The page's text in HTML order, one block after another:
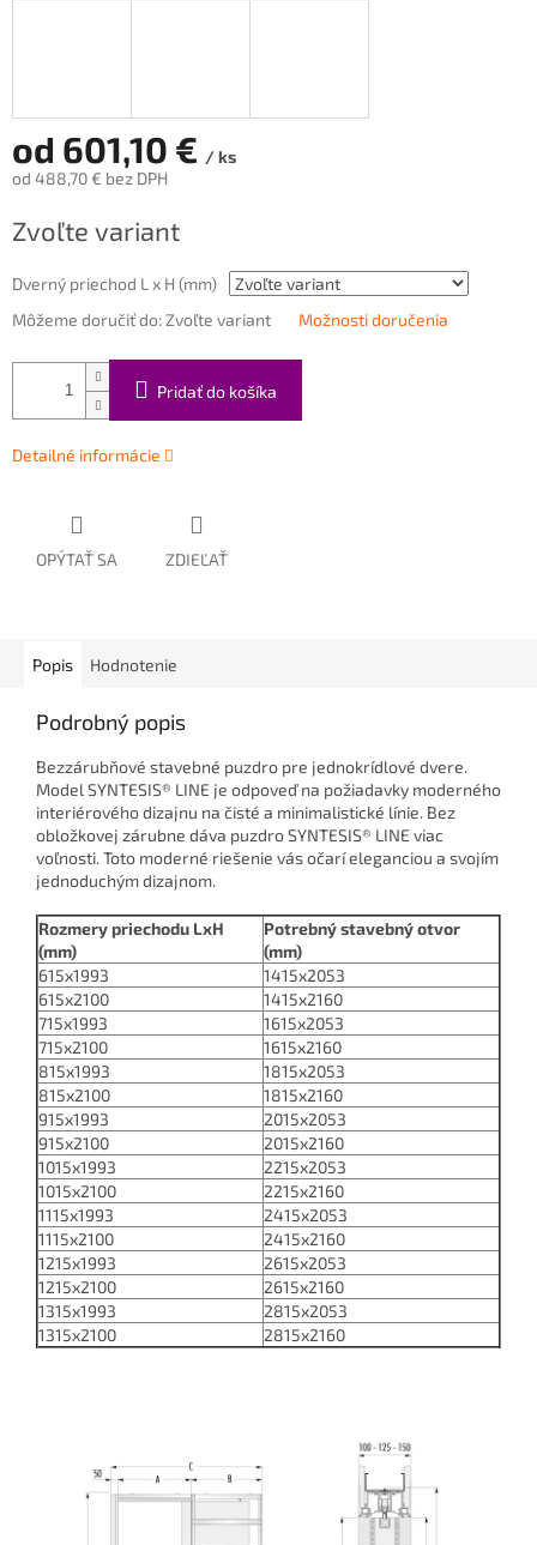
od 601,10 € / ks
od 488,70 € bez DPH
cena:
Zvoľte variant
Dverný priechod L x H (mm)
Môžeme doručiť do: Zvoľte variant Možnosti doručenia
Pridať do košíka
Detailné informácie
OPÝTAŤ SA ZDIEĽAŤ
Popis Hodnotenie
Podrobný popis
Bezzárubňové stavebné puzdro pre jednokrídlové dvere.
Model SYNTESIS® LINE je odpoveď na požiadavky moderného
interiérového dizajnu na čisté a minimalistické línie. Bez
obložkovej zárubne dáva puzdro SYNTESIS® LINE viac
voľnosti. Toto moderné riešenie vás očarí eleganciou a svojím
jednoduchým dizajnom.
Rozmery priechodu LxH
(mm)
Potrebný stavebný otvor
(mm)
615x1993
1415x2053
615x2100
1415x2160
715x1993
1615x2053
715x2100
1615x2160
815x1993
1815x2053
815x2100
1815x2160
915x1993
2015x2053
915x2100
2015x2160
1015x1993
2215x2053
1015x2100
2215x2160
1115x1993
2415x2053
1115x2100
2415x2160
1215x1993
2615x2053
1215x2100
2615x2160
1315x1993
2815x2053
1315x2100
2815x2160